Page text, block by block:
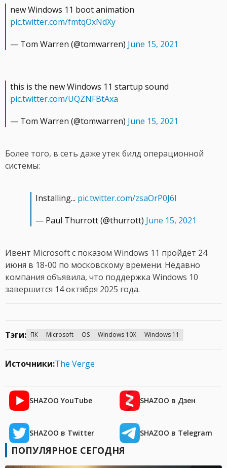
new Windows 11 boot animation
pic.twitter.com/fmtqOxNdXy
— Tom Warren (@tomwarren) June 15, 2021
this is the new Windows 11 startup sound
pic.twitter.com/UQZNFBtAxa
— Tom Warren (@tomwarren) June 15, 2021
Более того, в сеть даже утек билд операционной
системы:
Installing... pic.twitter.com/zsaOrP0J6I
— Paul Thurrott (@thurrott) June 15, 2021
Ивент Microsoft с показом Windows 11 пройдет 24
июня в 18-00 по московскому времени. Недавно
компания объявила, что поддержка Windows 10
завершится 14 октября 2025 года.
Тэги: ПК Microsoft OS Windows 10X Windows 11
Источники:The Verge
SHAZOO YouTube SHAZOO в Дзен
SHAZOO в Twitter SHAZOO в Telegram
ПОПУЛЯРНОЕ СЕГОДНЯ